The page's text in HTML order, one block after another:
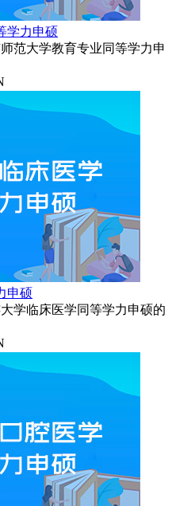
学力申硕
范大学教育专业同等学力申
申硕
学临床医学同等学力申硕的